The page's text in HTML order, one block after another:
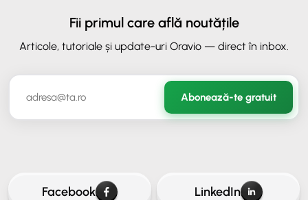
Fii primul care află noutățile
Articole, tutoriale și update-uri Oravio — direct în inbox.
Abonează-te gratuit
Facebook LinkedIn
ORAVIO - Asistent AI
Lasă-ne adresa ta de email ca să continui conversația.